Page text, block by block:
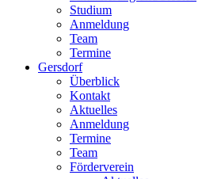
Studium
Anmeldung
Team
Termine
Gersdorf
Überblick
Kontakt
Aktuelles
Anmeldung
Termine
Team
Förderverein